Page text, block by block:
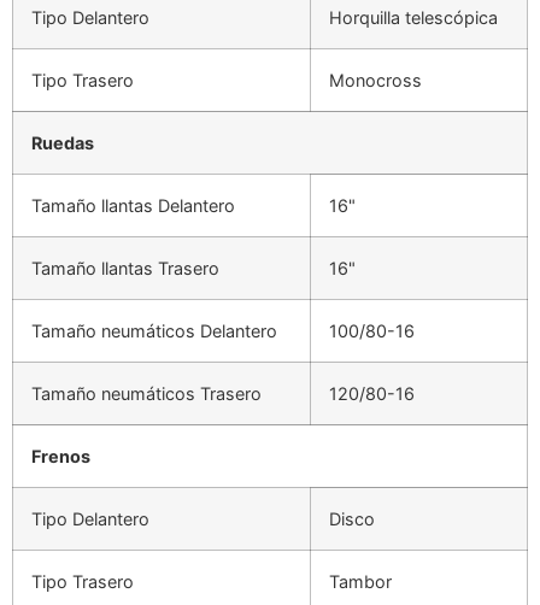
Tipo Delantero Horquilla telescópica
Tipo Trasero Monocross
Ruedas
Tamaño llantas Delantero 16"
Tamaño llantas Trasero 16"
Tamaño neumáticos Delantero 100/80-16
Tamaño neumáticos Trasero 120/80-16
Frenos
Tipo Delantero Disco
Tipo Trasero Tambor